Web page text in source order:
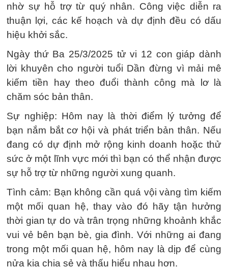
nhờ sự hỗ trợ từ quý nhân. Công việc diễn ra
thuận lợi, các kế hoạch và dự định đều có dấu
hiệu khởi sắc.
Ngày thứ Ba 25/3/2025 tử vi 12 con giáp dành
lời khuyên cho người tuổi Dần đừng vì mải mê
kiếm tiền hay theo đuổi thành công mà lơ là
chăm sóc bản thân.
Sự nghiệp: Hôm nay là thời điểm lý tưởng để
bạn nắm bắt cơ hội và phát triển bản thân. Nếu
đang có dự định mở rộng kinh doanh hoặc thử
sức ở một lĩnh vực mới thì bạn có thể nhận được
sự hỗ trợ từ những người xung quanh.
Tình cảm: Bạn không cần quá vội vàng tìm kiếm
một mối quan hệ, thay vào đó hãy tận hưởng
thời gian tự do và trân trọng những khoảnh khắc
vui vẻ bên bạn bè, gia đình. Với những ai đang
trong một mối quan hệ, hôm nay là dịp để cùng
nửa kia chia sẻ và thấu hiểu nhau hơn.